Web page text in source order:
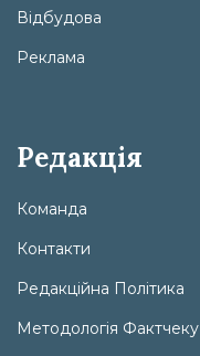
Відбудова
Реклама
Редакція
Команда
Контакти
Редакційна Політика
Методологія Фактчеку